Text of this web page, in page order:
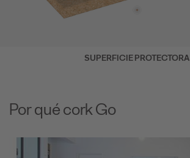
SUPERFICIE PROTECTORA
Por qué cork Go